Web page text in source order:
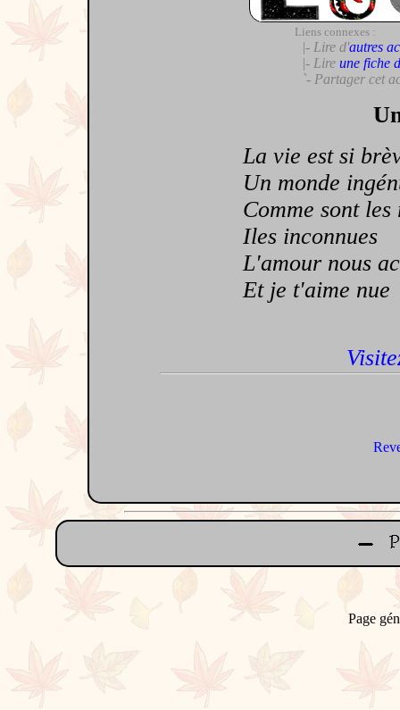
Liens connexes :
|- Lire d'autres
|- Lire une fiche
`- Partager cet
La vie est si
Un monde
Comme sont les
Iles inconnues
L'amour nous
Et je t'aime nue
Page